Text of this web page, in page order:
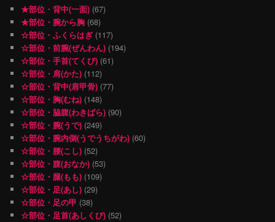
★部位・背中(一面) (67)
★部位・腕から胸 (68)
☆部位・ふくらはぎ (117)
☆部位・前腕(ぜんわん) (194)
☆部位・手首(てくび) (61)
☆部位・肩(かた) (112)
☆部位・背中(肩甲骨) (77)
☆部位・胸(むね) (148)
☆部位・脇腹(わきばら) (90)
☆部位・腕(うで) (249)
☆部位・腕内側(うでうちがわ) (60)
☆部位・腰(こし) (52)
☆部位・腹(おなか) (53)
☆部位・腿(もも) (109)
☆部位・足(あし) (29)
☆部位・足の甲 (38)
☆部位・足首(あしくび) (52)